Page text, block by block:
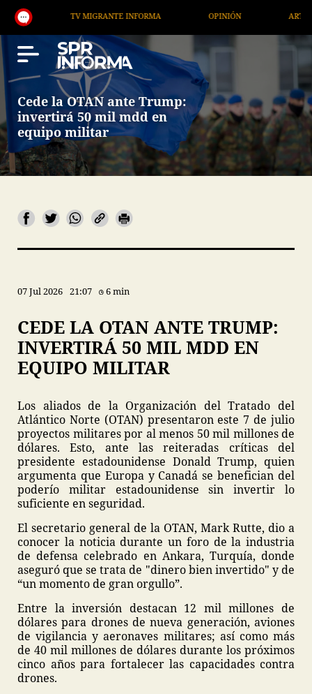
TV MIGRANTE INFORMA ARTÍCULOS
Cede la OTAN ante Trump:
invertirá 50 mil mdd en
equipo militar
07 Jul 2026 21:07 6 min
CEDE LA OTAN ANTE TRUMP:
INVERTIRÁ 50 MIL MDD EN
EQUIPO MILITAR
Los aliados de la Organización del Tratado del
Atlántico Norte (OTAN) presentaron este 7 de julio
proyectos militares por al menos 50 mil millones de
dólares. Esto, ante las reiteradas críticas del
presidente estadounidense Donald Trump, quien
argumenta que Europa y Canadá se benefician del
poderío militar estadounidense sin invertir lo
suficiente en seguridad.
El secretario general de la OTAN, Mark Rutte, dio a
conocer la noticia durante un foro de la industria
de defensa celebrado en Ankara, Turquía, donde
aseguró que se trata de "dinero bien invertido" y de
“un momento de gran orgullo”.
Entre la inversión destacan 12 mil millones de
dólares para drones de nueva generación, aviones
de vigilancia y aeronaves militares; así como más
de 40 mil millones de dólares durante los próximos
cinco años para fortalecer las capacidades contra
drones.